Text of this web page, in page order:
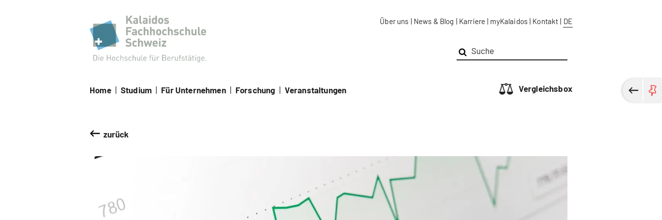
Über uns | News & Blog | Karriere | myKalaidos | Kontakt | DE
Home | Studium | Für Unternehmen | Forschung | Veranstaltungen Vergleichsbox
zurück